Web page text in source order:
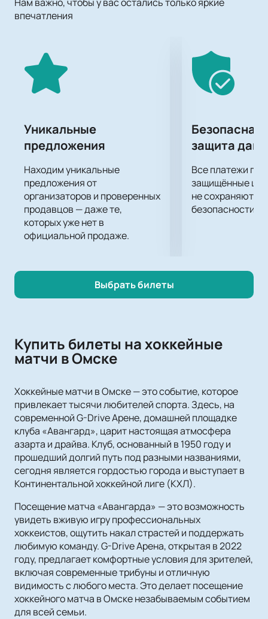
впечатления
Уникальные
предложения
Находим уникальные
предложения от
организаторов и проверенных
продавцов — даже те,
которых уже нет в
официальной продаже.
Безопасная
защита
Все платежи
защищённые
не сохраняются
безопасности.
Выбрать билеты
Купить билеты на хоккейные
матчи в Омске
Хоккейные матчи в Омске — это событие, которое
привлекает тысячи любителей спорта. Здесь, на
современной G-Drive Арене, домашней площадке
клуба «Авангард», царит настоящая атмосфера
азарта и драйва. Клуб, основанный в 1950 году и
прошедший долгий путь под разными названиями,
сегодня является гордостью города и выступает в
Континентальной хоккейной лиге (КХЛ).
Посещение матча «Авангарда» — это возможность
увидеть вживую игру профессиональных
хоккеистов, ощутить накал страстей и поддержать
любимую команду. G-Drive Арена, открытая в 2022
году, предлагает комфортные условия для зрителей,
включая современные трибуны и отличную
видимость с любого места. Это делает посещение
хоккейного матча в Омске незабываемым событием
для всей семьи.